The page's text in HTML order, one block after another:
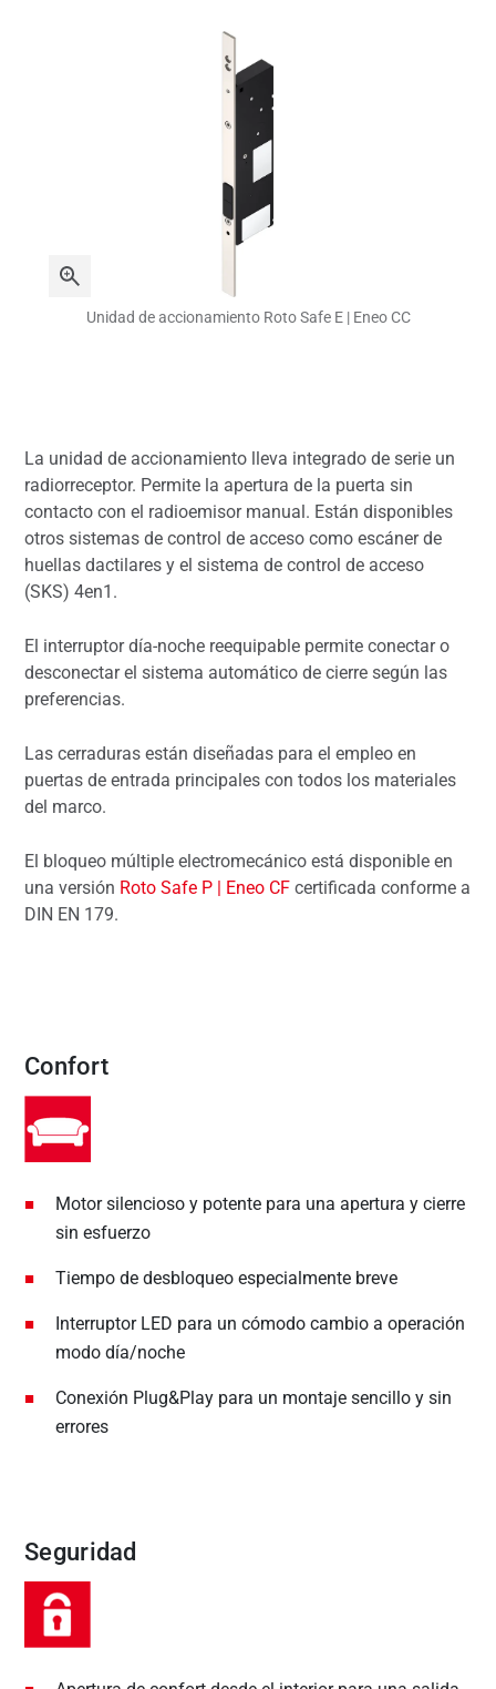
Unidad de accionamiento Roto Safe E | Eneo CC
La unidad de accionamiento lleva integrado de serie un
radiorreceptor. Permite la apertura de la puerta sin
contacto con el radioemisor manual. Están disponibles
otros sistemas de control de acceso como escáner de
huellas dactilares y el sistema de control de acceso
(SKS) 4en1.
El interruptor día-noche reequipable permite conectar o
desconectar el sistema automático de cierre según las
preferencias.
Las cerraduras están diseñadas para el empleo en
puertas de entrada principales con todos los materiales
del marco.
El bloqueo múltiple electromecánico está disponible en
una versión Roto Safe P | Eneo CF certificada conforme a
DIN EN 179.
Confort
Motor silencioso y potente para una apertura y cierre
sin esfuerzo
Tiempo de desbloqueo especialmente breve
Interruptor LED para un cómodo cambio a operación
modo día/noche
Conexión Plug&Play para un montaje sencillo y sin
errores
Seguridad